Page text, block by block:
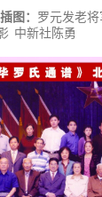
图： 罗元发老
中新社陈勇